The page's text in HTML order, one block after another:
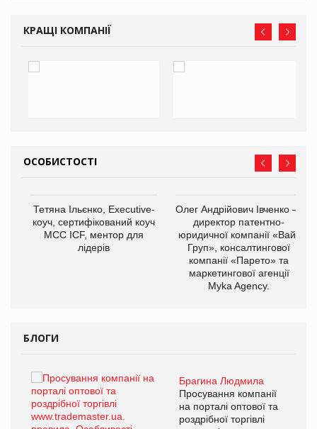
КРАЩІ КОМПАНІЇ
ОСОБИСТОСТІ
Тетяна Ільєнко, Executive-
коуч, сертифікований коуч
МСС ICF, ментор для
лідерів
Олег Андрійович Івченко —
директор патентно-
юридичної компанії «Вайз
Груп», консалтингової
компанії «Парето» та
маркетингової агенції
Myka Agency.
БЛОГИ
Брагина Людмила
Просування компанії
на порталі оптової та
роздрібної торгівлі